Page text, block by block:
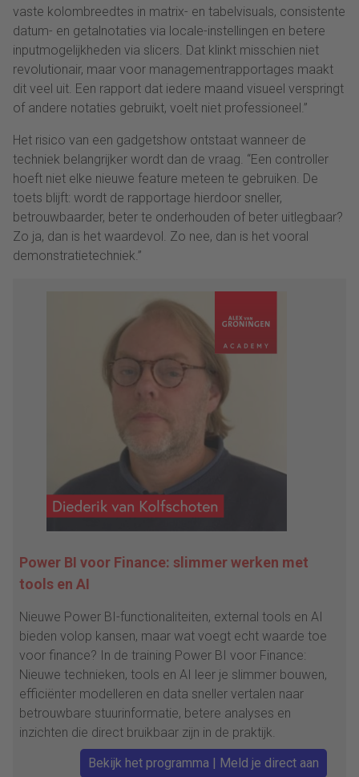
vaste kolombreedtes in matrix- en tabelvisuals, consistente
datum- en getalnotaties via locale-instellingen en betere
inputmogelijkheden via slicers. Dat klinkt misschien niet
revolutionair, maar voor managementrapportages maakt
dit veel uit. Een rapport dat iedere maand visueel verspringt
of andere notaties gebruikt, voelt niet professioneel.”
Het risico van een gadgetshow ontstaat wanneer de
techniek belangrijker wordt dan de vraag. “Een controller
hoeft niet elke nieuwe feature meteen te gebruiken. De
toets blijft: wordt de rapportage hierdoor sneller,
betrouwbaarder, beter te onderhouden of beter uitlegbaar?
Zo ja, dan is het waardevol. Zo nee, dan is het vooral
demonstratietechniek.”
Power BI voor Finance: slimmer werken met
tools en AI
Nieuwe Power BI-functionaliteiten, external tools en AI
bieden volop kansen, maar wat voegt echt waarde toe
voor finance? In de training Power BI voor Finance:
Nieuwe technieken, tools en AI leer je slimmer bouwen,
efficiënter modelleren en data sneller vertalen naar
betrouwbare stuurinformatie, betere analyses en
inzichten die direct bruikbaar zijn in de praktijk.
Bekijk het programma | Meld je direct aan